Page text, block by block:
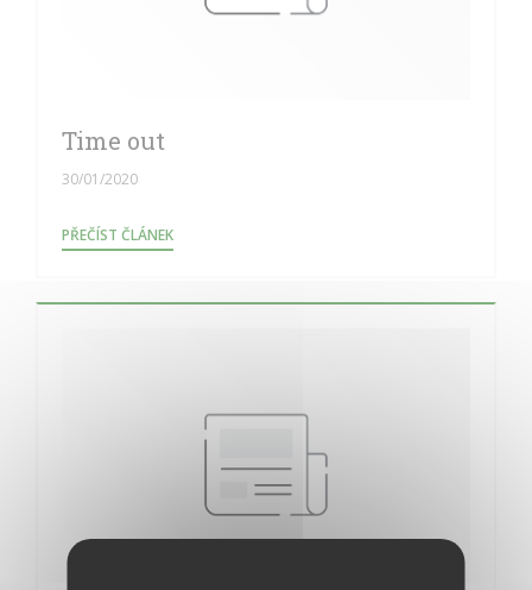
Time out
30/01/2020
PŘEČÍST ČLÁNEK((OTEVŘE SE V NOVÉM OKNĚ))